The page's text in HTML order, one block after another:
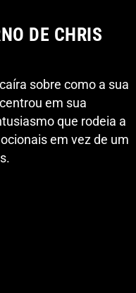
DE CHRIS
sobre como a sua
em sua
que rodeia a
em vez de um